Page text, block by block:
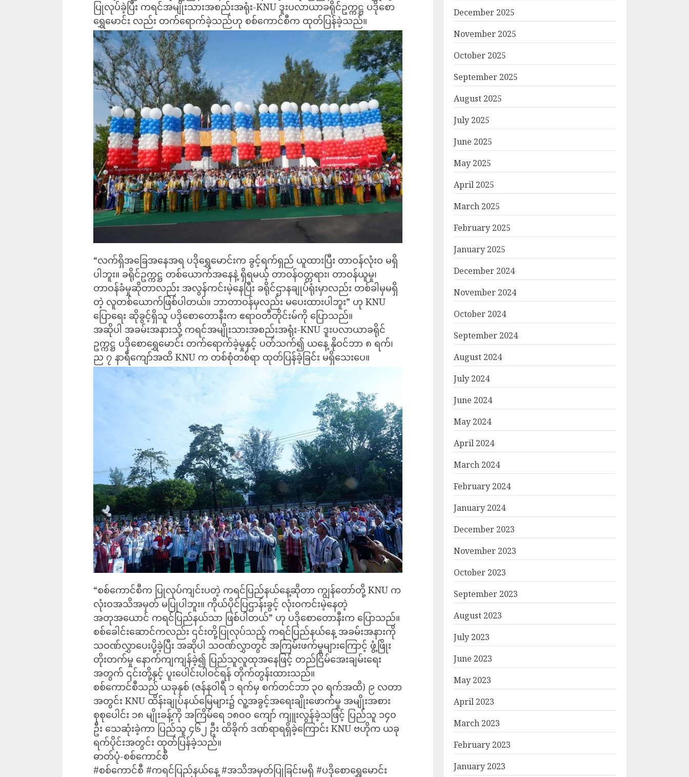
ပြုလုပ်ခဲ့ပြီး ကရင်အမျိုးသားအစည်းအရုံး-KNU ဒူးပလာယာခရိုင်ဥက္ကဋ္ဌ ပဒိုစော
ရွှေမောင်း လည်း တက်ရောက်ခဲ့သည်ဟု စစ်ကောင်စီက ထုတ်ပြန်ခဲ့သည်။
“လက်ရှိအခြေအနေအရ ပဒိုရွှေမောင်းက ခွင့်ရက်ရှည် ယူထားပြီး တာဝန်လုံးဝ မရှိ
ပါဘူး။ ခရိုင်ဥက္ကဋ္ဌ တစ်ယောက်အနေနဲ့ ရှိရမယ့် တာဝန်ဝတ္တရား၊ တာဝန်ယူမှု၊
တာဝန်ခံမှုဆိုတာလည်း အလွန်ကင်းမဲ့နေပြီး ခရိုင်ဌာနချုပ်ရုံးမှာလည်း တစ်ခါမှမရှိ
တဲ့ လူတစ်ယောက်ဖြစ်ပါတယ်။ ဘာတာဝန်မှလည်း မပေးထားပါဘူး” ဟု KNU
ပြောရေး ဆိုခွင့်ရှိသူ ပဒိုစောတောနီးက ဧရာဝတီတိုင်းမ်ကို ပြောသည်။
အဆိုပါ အခမ်းအနားသို့ ကရင်အမျိုးသားအစည်းအရုံး-KNU ဒူးပလာယာခရိုင်
ဥက္ကဋ္ဌ ပဒိုစောရွှေမောင်း တက်ရောက်ခဲ့မှုနှင့် ပတ်သက်၍ ယနေ့ နိုဝင်ဘာ ၈ ရက်၊
ည ၇ နာရီကျော်အထိ KNU က တစ်စုံတစ်ရာ ထုတ်ပြန်ခဲ့ခြင်း မရှိသေးပေ။
“စစ်ကောင်စီက ပြုလုပ်ကျင်းပတဲ့ ကရင်ပြည်နယ်နေ့ဆိုတာ ကျွန်တော်တို့ KNU က
လုံးဝအသိအမှတ် မပြုပါဘူး။ ကိုယ်ပိုင်ပြဌာန်းခွင့် လုံးဝကင်းမဲ့နေတဲ့
အတုအယောင် ကရင်ပြည်နယ်သာ ဖြစ်ပါတယ်” ဟု ပဒိုစောတောနီးက ပြောသည်။
စစ်ခေါင်းဆောင်ကလည်း ၎င်းတို့ပြုလုပ်သည့် ကရင်ပြည်နယ်နေ့ အခမ်းအနားကို
သဝဏ်လွှာပေးပို့ခဲ့ပြီး အဆိုပါ သဝဏ်လွှာတွင် အကြမ်းဖက်မှုများကြောင့် ဖွံ့ဖြိုး
တိုးတက်မှု နောက်ကျကျန်ခဲ့၍ ပြည်သူလူထုအနေဖြင့် တည်ငြိမ်အေးချမ်းရေး
အတွက် ၎င်းတို့နှင့် ပူးပေါင်းပါဝင်ရန် တိုက်တွန်းထားသည်။
စစ်ကောင်စီသည် ယခုနှစ် (ဇန်နဝါရီ ၁ ရက်မှ စက်တင်ဘာ ၃၀ ရက်အထိ) ၉ လတာ
အတွင်း KNU ထိန်းချုပ်နယ်မြေများ၌ လူ့အခွင့်အရေးချိုးဖောက်မှု အမျိုးအစား
စုစုပေါင်း ၁၈ မျိုးခန့်ကို အကြိမ်ရေ ၁၈၀၀ ကျော် ကျူးလွန်ခဲ့သဖြင့် ပြည်သူ ၁၄၀
ဦး သေဆုံးခဲ့ကာ ပြည်သူ ၄၆၂ ဦး ထိခိုက် ဒဏ်ရာရရှိခဲ့ကြောင်း KNU ဗဟိုက ယခု
ရက်ပိုင်းအတွင်း ထုတ်ပြန်ခဲ့သည်။
ဓာတ်ပုံ-စစ်ကောင်စီ
#စစ်ကောင်စီ #ကရင်ပြည်နယ်နေ့ #အသိအမှတ်ပြုခြင်းမရှိ #ပဒိုစောရွှေမောင်း
December 2025
November 2025
October 2025
September 2025
August 2025
July 2025
June 2025
May 2025
April 2025
March 2025
February 2025
January 2025
December 2024
November 2024
October 2024
September 2024
August 2024
July 2024
June 2024
May 2024
April 2024
March 2024
February 2024
January 2024
December 2023
November 2023
October 2023
September 2023
August 2023
July 2023
June 2023
May 2023
April 2023
March 2023
February 2023
January 2023